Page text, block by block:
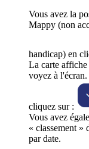
Vous avez la
Mappy (non
handicap) en
La carte
voyez à
cliquez sur :
Vous avez
« classement »
par date.